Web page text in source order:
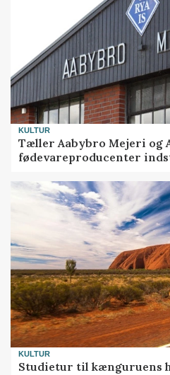
KULTUR
Tæller Aabybro Mejeri og
fødevareproducenter
KULTUR
Studietur til kænguruens